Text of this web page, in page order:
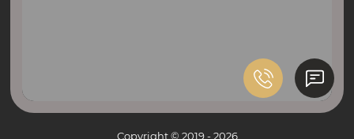
Copyright © 2019 - 2026